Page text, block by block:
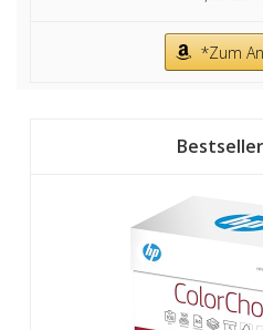
*Zum